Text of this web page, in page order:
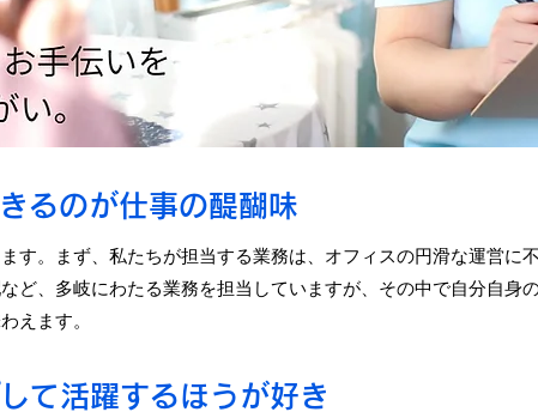
るのが仕事の醍醐味
す。まず、私たちが担当する業務は、オフィスの円滑な運営に
ど、多岐にわたる業務を担当していますが、その中で自分自身
えます。
て活躍するほうが好き